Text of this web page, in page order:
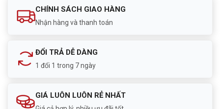
CHÍNH SÁCH GIAO HÀNG
Nhận hàng và thanh toán
ĐỔI TRẢ DỄ DÀNG
1 đổi 1 trong 7 ngày
GIÁ LUÔN LUÔN RẺ NHẤT